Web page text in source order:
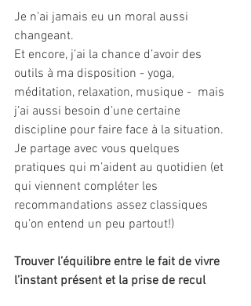
Je n’ai jamais eu un moral aussi
changeant.
Et encore, j’ai la chance d’avoir des
outils à ma disposition - yoga,
méditation, relaxation, musique -  mais
j’ai aussi besoin d’une certaine
discipline pour faire face à la situation.
Je partage avec vous quelques
pratiques qui m’aident au quotidien (et
qui viennent compléter les
recommandations assez classiques
qu’on entend un peu partout!)
Trouver l’équilibre entre le fait de vivre
l’instant présent et la prise de recul